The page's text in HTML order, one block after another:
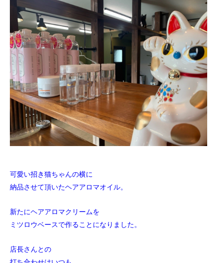
可愛い招き猫ちゃんの横に
納品させて頂いたヘアアロマオイル。
新たにヘアアロマクリームを
ミツロウベースで作ることになりました。
店長さんとの